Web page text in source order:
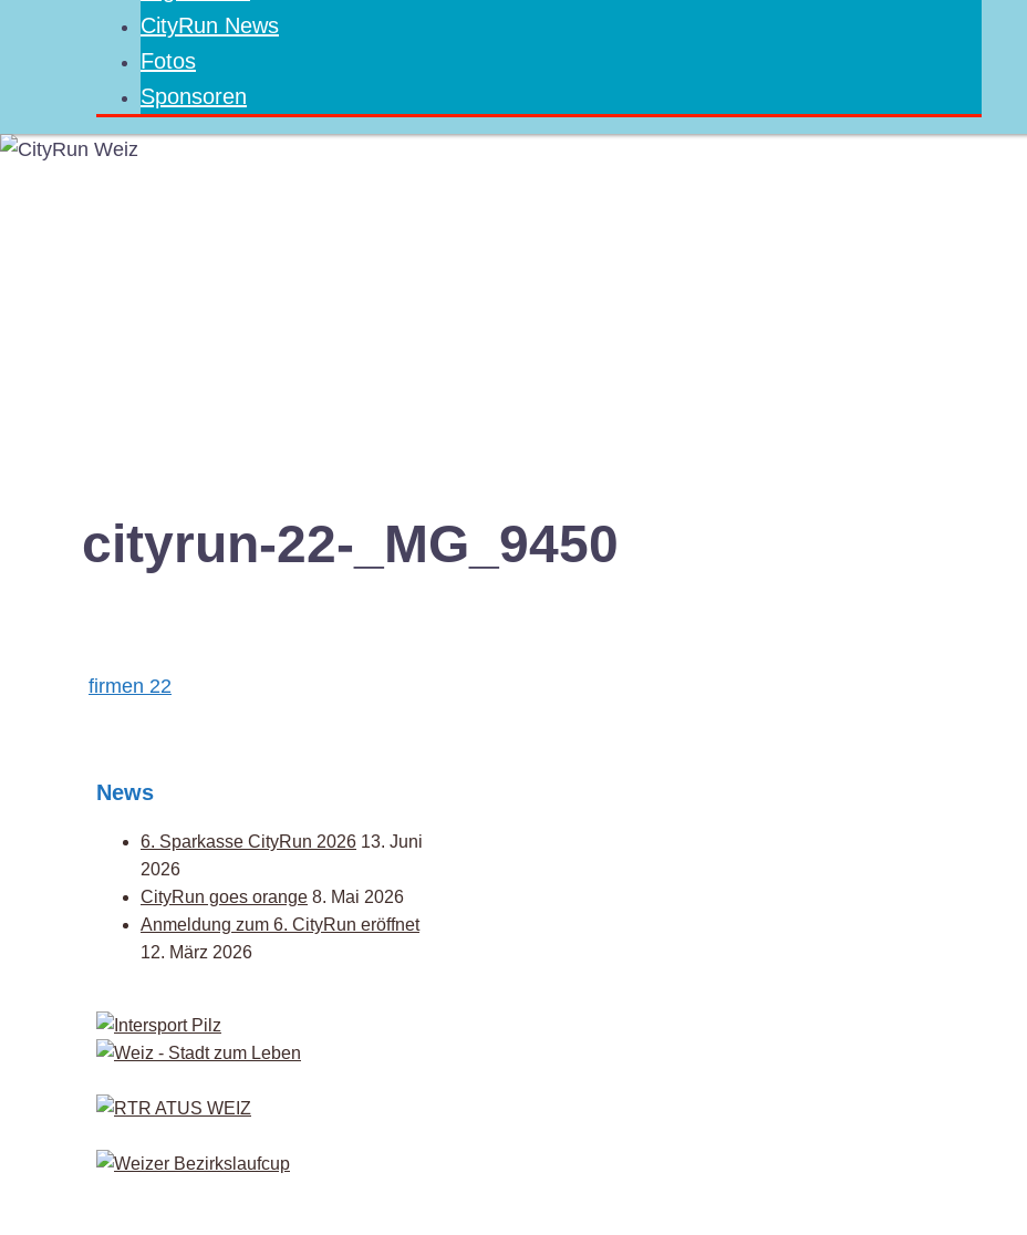
CityRun News
Fotos
Sponsoren
cityrun-22-_MG_9450
Post
firmen 22
News
6. Sparkasse CityRun 2026 13. Juni
2026
CityRun goes orange 8. Mai 2026
Anmeldung zum 6. CityRun eröffnet
12. März 2026